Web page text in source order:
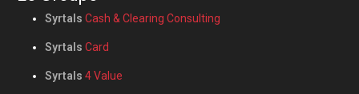
Syrtals Cash & Clearing Consulting
Syrtals Card
Syrtals 4 Value